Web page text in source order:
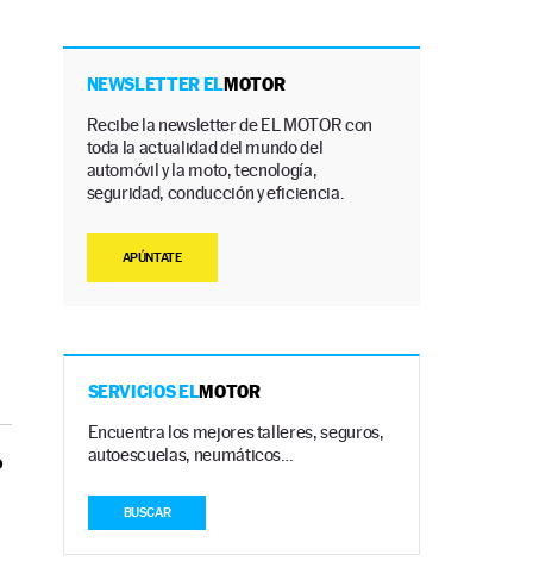
NEWSLETTER ELMOTOR
Recibe la newsletter de EL MOTOR con
toda la actualidad del mundo del
automóvil y la moto, tecnología,
seguridad, conducción y eficiencia.
APÚNTATE
SERVICIOS ELMOTOR
Encuentra los mejores talleres, seguros,
autoescuelas, neumáticos…
BUSCAR